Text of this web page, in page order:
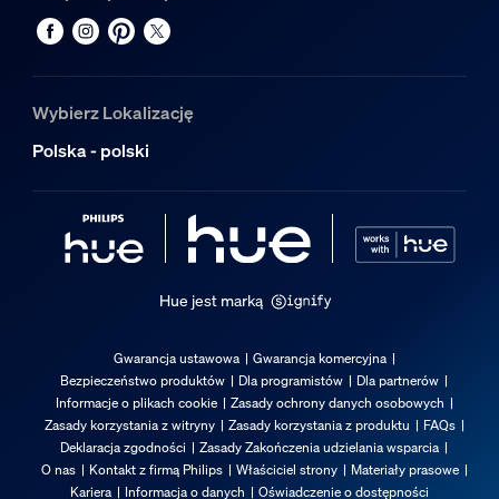
Trwałość
Dodatkowe funkcje/akcesoria w
Przyciemnianie za pomocą aplikacji Hue i regulatora
Wbudowane źródło światła LED
Wskaźnik oddawania barw (CRI)
≥80
Temperatura barwowa
2700 K
Wybierz Lokalizację
Polska - polski
Hue jest marką
Gwarancja ustawowa
Gwarancja komercyjna
Bezpieczeństwo produktów
Dla programistów
Dla partnerów
Informacje o plikach cookie
Zasady ochrony danych osobowych
Zasady korzystania z witryny
Zasady korzystania z produktu
FAQs
Deklaracja zgodności
Zasady Zakończenia udzielania wsparcia
O nas
Kontakt z firmą Philips Właściciel strony
Materiały prasowe
Kariera
Informacja o danych Oświadczenie o dostępności